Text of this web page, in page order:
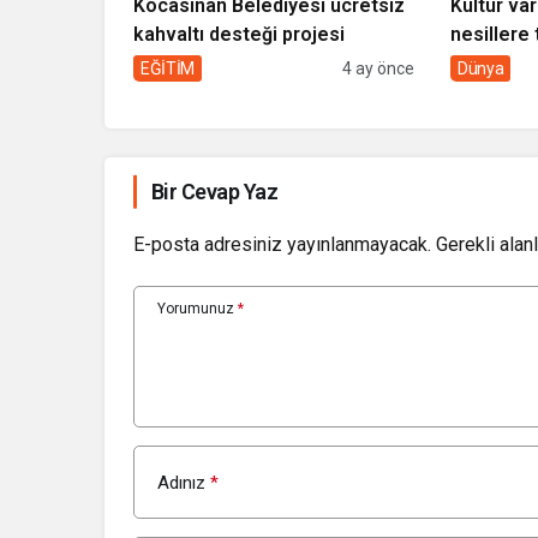
Kocasinan Belediyesi ücretsiz
kahvaltı desteği projesi
EĞİTİM 4 ay önce
Kültür
nesillere
toplumun
Dünya
Bir Cevap Yaz
E-posta adresiniz yayınlanmayacak. Gerekli
Yorumunuz *
Adınız *